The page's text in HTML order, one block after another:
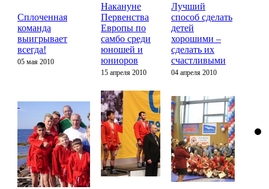
Сплоченная
команда
выигрывает
всегда!
05 мая 2010
Накануне
Первенства
Европы по
самбо среди
юношей и
юниоров
15 апреля 2010
Лучший
способ сделать
детей
хорошими –
сделать их
счастливыми
04 апреля 2010